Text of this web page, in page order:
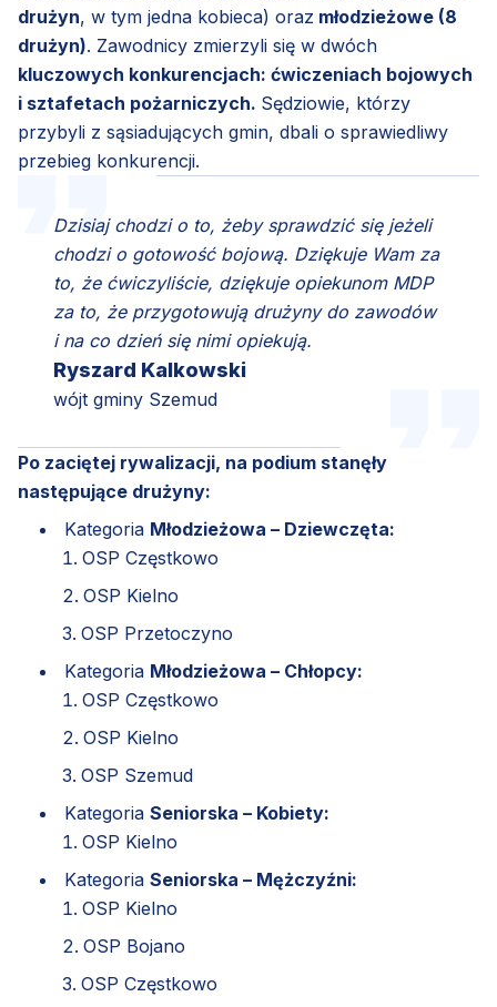
drużyn, w tym jedna kobieca) oraz młodzieżowe (8
drużyn). Zawodnicy zmierzyli się w dwóch
kluczowych konkurencjach: ćwiczeniach bojowych
i sztafetach pożarniczych. Sędziowie, którzy
przybyli z sąsiadujących gmin, dbali o sprawiedliwy
przebieg konkurencji.
Dzisiaj chodzi o to, żeby sprawdzić się jeżeli
chodzi o gotowość bojową. Dziękuje Wam za
to, że ćwiczyliście, dziękuje opiekunom MDP
za to, że przygotowują drużyny do zawodów
i na co dzień się nimi opiekują.
Ryszard Kalkowski
wójt gminy Szemud
Po zaciętej rywalizacji, na podium stanęły
następujące drużyny:
Kategoria Młodzieżowa – Dziewczęta:
OSP Częstkowo
OSP Kielno
OSP Przetoczyno
Kategoria Młodzieżowa – Chłopcy:
OSP Częstkowo
OSP Kielno
OSP Szemud
Kategoria Seniorska – Kobiety:
OSP Kielno
Kategoria Seniorska – Mężczyźni:
OSP Kielno
OSP Bojano
OSP Częstkowo